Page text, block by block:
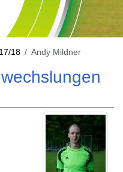
18 Andy Mildner